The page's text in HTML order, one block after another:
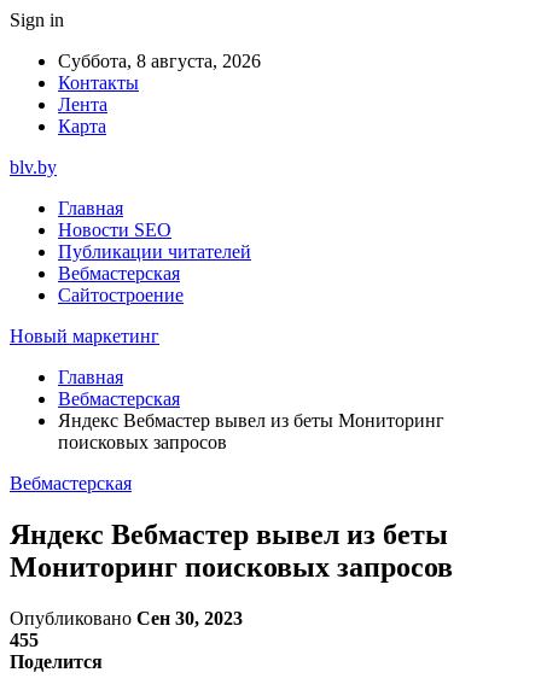
Sign in
Суббота, 8 августа, 2026
Контакты
Лента
Карта
blv.by
Главная
Новости SEO
Публикации читателей
Вебмастерская
Сайтостроение
Новый маркетинг
Главная
Вебмастерская
Яндекс Вебмастер вывел из беты Мониторинг
поисковых запросов
Вебмастерская
Яндекс Вебмастер вывел из беты
Мониторинг поисковых запросов
Опубликовано Сен 30, 2023
455
Поделится